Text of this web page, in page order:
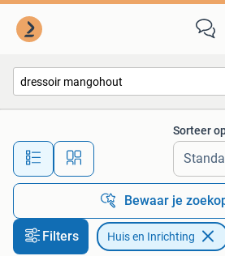
Alle afstanden…
Sorteer
Bewaar je
Filters Huis en Inrichting